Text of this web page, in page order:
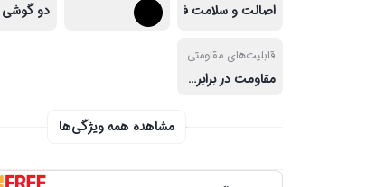
اصالت و سلامت فیزیکی کالا دو گوشی
قابلیت‌های مقاومتی
مقاومت در برابر رطوبت و عرق
مشاهده همه ویژگی‌ها